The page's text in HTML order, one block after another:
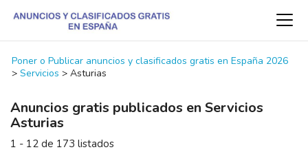
Poner o Publicar anuncios y clasificados gratis en España 2026
> Servicios > Asturias
Anuncios gratis publicados en Servicios
Asturias
1 - 12 de 173 listados